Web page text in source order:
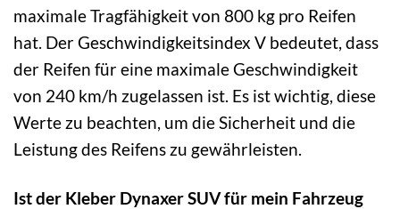
maximale Tragfähigkeit von 800 kg pro Reifen
hat. Der Geschwindigkeitsindex V bedeutet, dass
der Reifen für eine maximale Geschwindigkeit
von 240 km/h zugelassen ist. Es ist wichtig, diese
Werte zu beachten, um die Sicherheit und die
Leistung des Reifens zu gewährleisten.
Ist der Kleber Dynaxer SUV für mein Fahrzeug